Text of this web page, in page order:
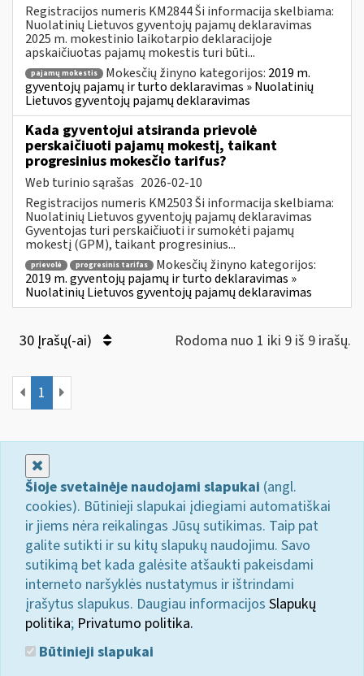
Registracijos numeris KM2844 Ši informacija skelbiama:
Nuolatinių Lietuvos gyventojų pajamų deklaravimas
2025 m. mokestinio laikotarpio deklaracijoje
apskaičiuotas pajamų mokestis turi būti...
pajamų mokestis Mokesčių žinyno kategorijos: 2019 m.
gyventojų pajamų ir turto deklaravimas » Nuolatinių
Lietuvos gyventojų pajamų deklaravimas
Kada gyventojui atsiranda prievolė
perskaičiuoti pajamų mokestį, taikant
progresinius mokesčio tarifus?
Web turinio sąrašas 2026-02-10
Registracijos numeris KM2503 Ši informacija skelbiama:
Nuolatinių Lietuvos gyventojų pajamų deklaravimas
Gyventojas turi perskaičiuoti ir sumokėti pajamų
mokestį (GPM), taikant progresinius...
prievolė progresinis tarifas
Mokesčių žinyno kategorijos:
2019 m. gyventojų pajamų ir turto deklaravimas »
Nuolatinių Lietuvos gyventojų pajamų deklaravimas
30 Įrašų(-ai) Rodoma nuo 1 iki 9 iš 9 irašų.
1
Šioje svetainėje naudojami slapukai (angl.
cookies). Būtinieji slapukai įdiegiami automatiškai
ir jiems nėra reikalingas Jūsų sutikimas. Taip pat
galite sutikti ir su kitų slapukų naudojimu. Savo
sutikimą bet kada galėsite atšaukti pakeisdami
interneto naršyklės nustatymus ir ištrindami
įrašytus slapukus. Daugiau informacijos Slapukų
politika; Privatumo politika.
Būtinieji slapukai